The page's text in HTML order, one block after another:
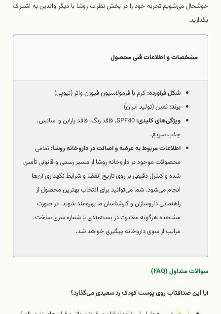
خوشحال می‌شویم تجربه خود را در بخش نظرات روشا با دیگر والدین به اشتراک
بگذارید.
مشخصات و اطلاعات فنی محصول
شکل فرآورده:کرم با فرمولاسیون فیوژن واتر (تیوپی)
برند:ثمین (تولید ایران)
ویژگی‌های کلیدی:
SPF40، فاقد رنگ، فاقد پارابن و اسانس،
جذب سریع.
اطلاعات مربوط به عرضه و اصالت در داروخانه روشا:تمامی
محصولات موجود در داروخانه روشا از مسیر رسمی و قانونی تأمین
شده و کنترل دقیقی بر روی تاریخ انقضا و شرایط نگهداری آن‌ها
انجام می‌شود. شما می‌توانید برای انتخاب بهترین محصول از
راهنمایی داروسازان و کارشناسان ما بهره‌مند شوید. در صورت
مشاهده هرگونه مغایرت در بسته‌بندی یا شماره سری ساخت،
مراتب از سوی داروخانه پیگیری خواهد شد.
سوالات متداول (FAQ)
آیا این ضدآفتاب روی پوست کودک رد سفیدی می‌گذارد؟